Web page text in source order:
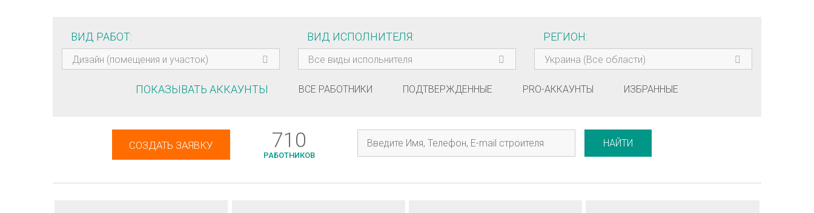
ВИД РАБОТ
Дизайн (помещения и участок)
ВИД ИСПОЛНИТЕЛЯ
Все виды испольнителя
РЕГИОН
Украина (Все области)
ПОКАЗЫВАТЬ АККАУНТЫ ВСЕ РАБОТНИКИ ПОДТВЕРЖДЕННЫЕ PRO-АККАУНТЫ ИЗБРАННЫЕ
СОЗДАТЬ ЗАЯВКУ 710
РАБОТНИКОВ
НАЙТИ